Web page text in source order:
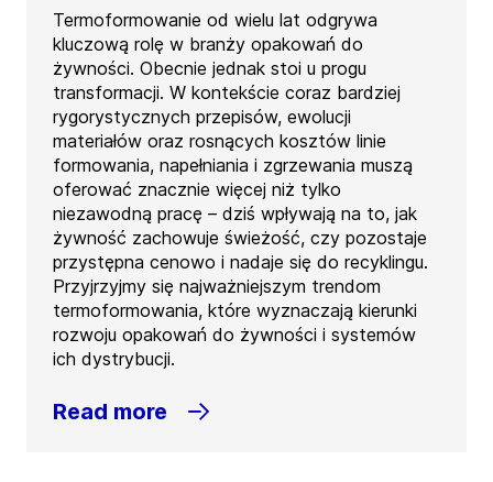
Termoformowanie od wielu lat odgrywa
kluczową rolę w branży opakowań do
żywności. Obecnie jednak stoi u progu
transformacji. W kontekście coraz bardziej
rygorystycznych przepisów, ewolucji
materiałów oraz rosnących kosztów linie
formowania, napełniania i zgrzewania muszą
oferować znacznie więcej niż tylko
niezawodną pracę – dziś wpływają na to, jak
żywność zachowuje świeżość, czy pozostaje
przystępna cenowo i nadaje się do recyklingu.
Przyjrzyjmy się najważniejszym trendom
termoformowania, które wyznaczają kierunki
rozwoju opakowań do żywności i systemów
ich dystrybucji.
Read more